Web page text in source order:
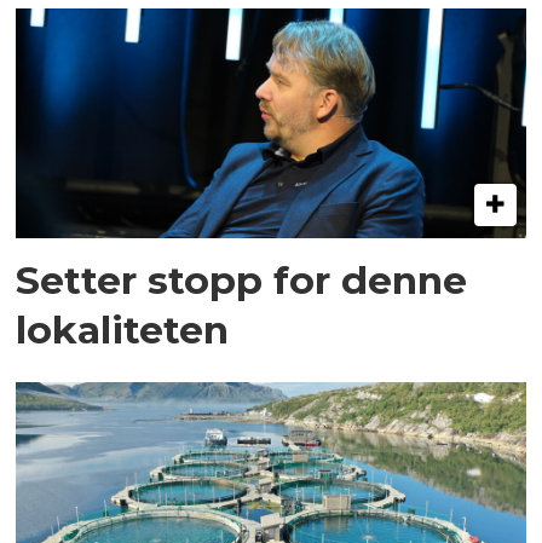
Setter stopp for denne
lokaliteten